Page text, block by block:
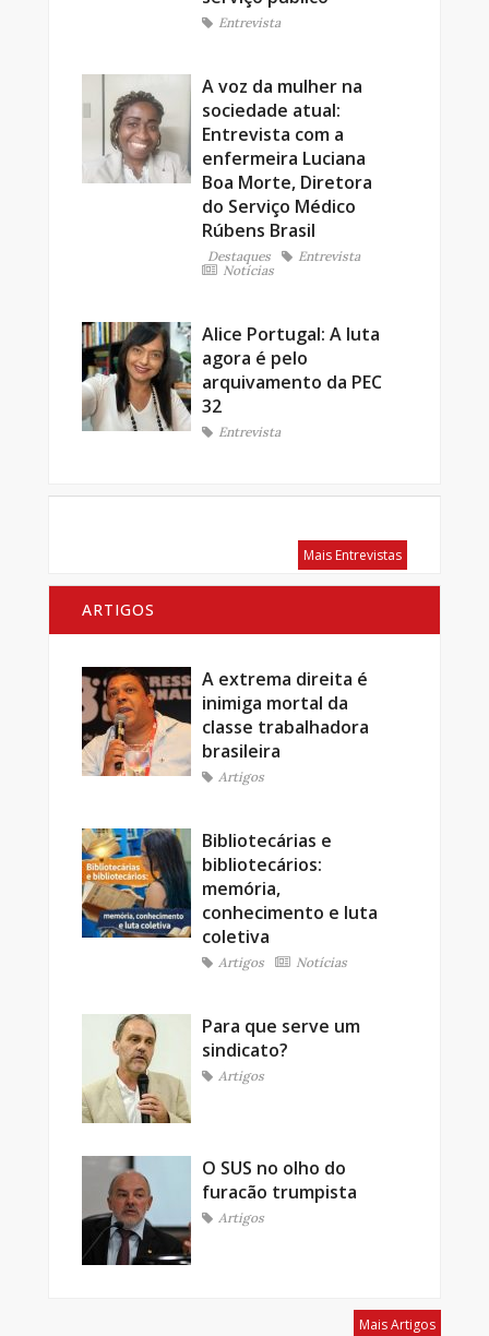
Entrevista
A voz da mulher na
sociedade atual:
Entrevista com a
enfermeira Luciana
Boa Morte, Diretora
do Serviço Médico
Rúbens Brasil
Destaques
Entrevista
Notícias
Alice Portugal: A luta
agora é pelo
arquivamento da PEC
32
Entrevista
Mais Entrevistas
ARTIGOS
A extrema direita é
inimiga mortal da
classe trabalhadora
brasileira
Artigos
Bibliotecárias e
bibliotecários:
memória,
conhecimento e luta
coletiva
Artigos Notícias
Para que serve um
sindicato?
Artigos
O SUS no olho do
furacão trumpista
Artigos
Mais Artigos